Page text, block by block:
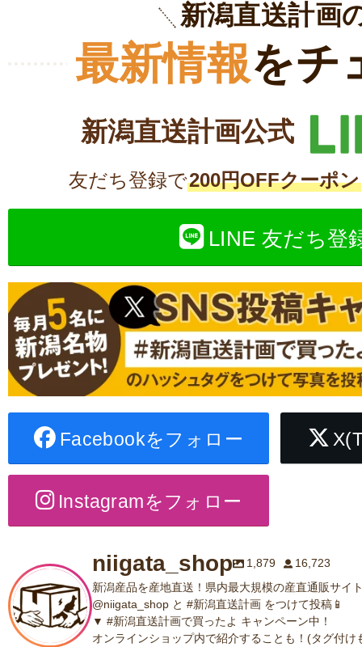
新潟直送計画
最新情報をチ
新潟直送計画公式
友だち登録で200円OFFクーポン
LINE 友だち登
Facebookをフォロー
Instagramをフォロー
niigata_shop 1,879
16,723
新潟産品を産地直送！県内最大規模の産直通販サイ
@niigata_shop と #新潟直送計画 をつけて投稿📱
▼ #新潟直送計画で買ったよ キャンペーン中！
オンラインショップ内で紹介することも！(タグ付け